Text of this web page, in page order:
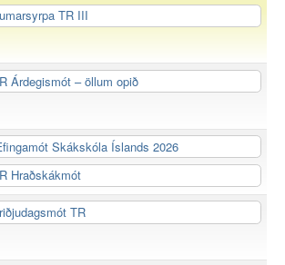
TR III
Árdegismót – öllum opið
Skákskóla Íslands 2026
Hraðskákmót
TR